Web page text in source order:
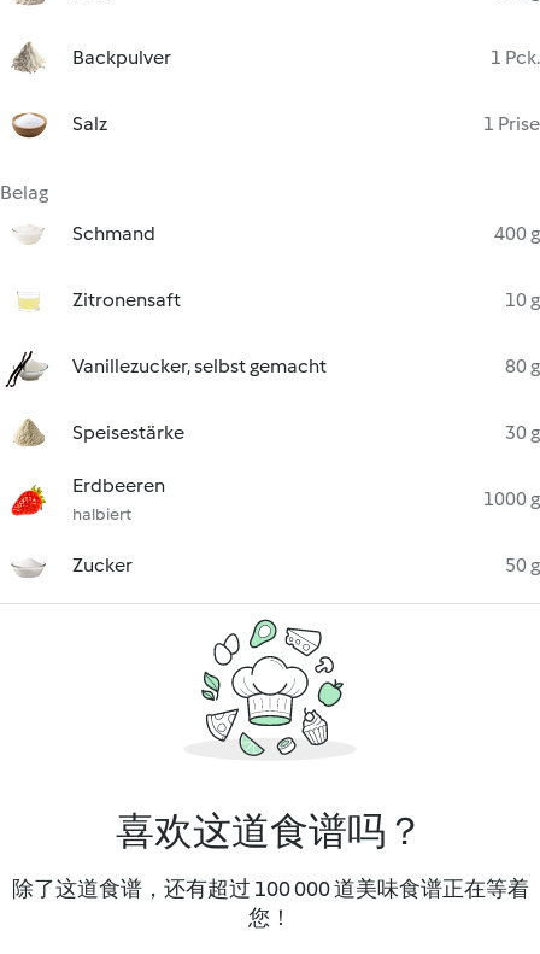
Backpulver 1 Pck.
Salz 1 Prise
Belag
Schmand
400 g
Zitronensaft 10 g
Vanillezucker, selbst gemacht 80 g
Speisestärke 30 g
Erdbeeren
halbiert
1000 g
Zucker 50 g
喜欢这道食谱吗？
除了这道食谱，还有超过 100 000 道美味食谱正在等着
您！